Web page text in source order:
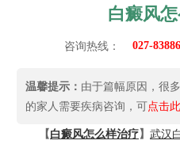
白癜风
咨询热线： 027-
温馨提示： 由于篇幅原因，很
的家人需要疾病咨询，可点击
【 白癜风怎么样治疗】 武汉